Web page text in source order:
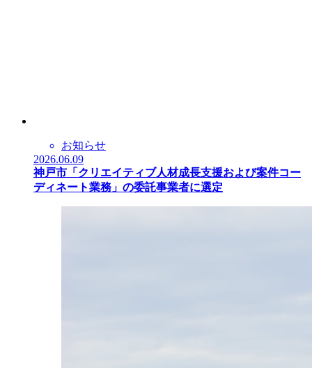
お知らせ
2026.06.09
神戸市「クリエイティブ人材成長支援および案件コー
ディネート業務」の委託事業者に選定